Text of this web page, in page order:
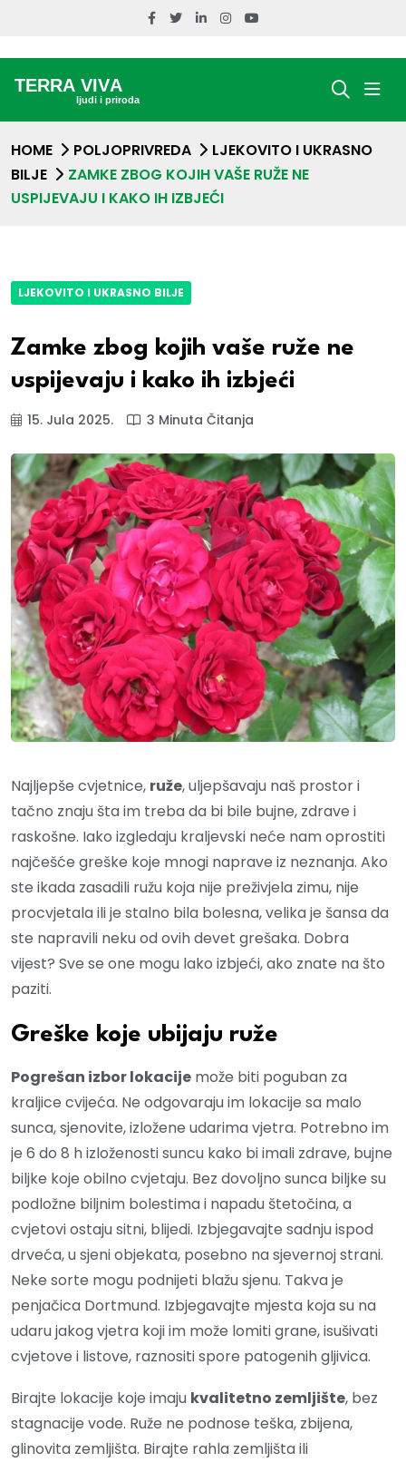
HOME POLJOPRIVREDA
LJEKOVITO I UKRASNO
BILJE
ZAMKE ZBOG KOJIH VAŠE RUŽE NE
USPIJEVAJU I KAKO IH IZBJEĆI
LJEKOVITO I UKRASNO BILJE
Zamke zbog kojih vaše ruže ne
uspijevaju i kako ih izbjeći
15. Jula 2025. 3 Minuta Čitanja
Najljepše cvjetnice, ruže, uljepšavaju naš prostor i
tačno znaju šta im treba da bi bile bujne, zdrave i
raskošne. Iako izgledaju kraljevski neće nam oprostiti
najčešće greške koje mnogi naprave iz neznanja. Ako
ste ikada zasadili ružu koja nije preživjela zimu, nije
procvjetala ili je stalno bila bolesna, velika je šansa da
ste napravili neku od ovih devet grešaka. Dobra
vijest? Sve se one mogu lako izbjeći, ako znate na što
paziti.
Greške koje ubijaju ruže
Pogrešan izbor lokacije može biti poguban za
kraljice cvijeća. Ne odgovaraju im lokacije sa malo
sunca, sjenovite, izložene udarima vjetra. Potrebno im
je 6 do 8 h izloženosti suncu kako bi imali zdrave, bujne
biljke koje obilno cvjetaju. Bez dovoljno sunca biljke su
podložne biljnim bolestima i napadu štetočina, a
cvjetovi ostaju sitni, blijedi. Izbjegavajte sadnju ispod
drveća, u sjeni objekata, posebno na sjevernoj strani.
Neke sorte mogu podnijeti blažu sjenu. Takva je
penjačica Dortmund. Izbjegavajte mjesta koja su na
udaru jakog vjetra koji im može lomiti grane, isušivati
cvjetove i listove, raznositi spore patogenih gljivica.
Birajte lokacije koje imaju kvalitetno zemljište, bez
stagnacije vode. Ruže ne podnose teška, zbijena,
glinovita zemljišta. Birajte rahla zemljišta ili